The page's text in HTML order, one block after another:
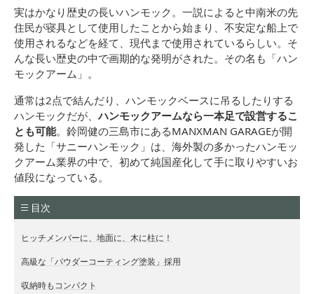
実はかなり歴史の長いハンモック。一説によると中南米の先
住民が寝具として使用したことから始まり、不安定な船上で
使用されるなどを経て、現代まで使用されているらしい。そ
んな長い歴史の中で画期的な発明がされた。その名も「ハン
モックアーム」。
通常は2点で結んだり、ハンモックベースに吊るしたりする
ハンモックだが、ハンモックアームなら一本足で設営するこ
とも可能。鈴岡健の三島市にあるMANXMAN GARAGEが開
発した「サニーハンモック」は、海外製の多かったハンモッ
クアーム業界の中で、 初めて純国産化して手に取りやすいお
値段になっている。
目次
ヒッチメンバーに、地面に、木に柱に！
高級な「パウダーコーティング塗装」採用
収納時もコンパクト